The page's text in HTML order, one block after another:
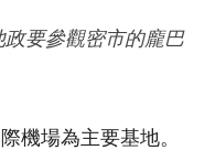
要參觀密市的龐巴
機場為主要基地。